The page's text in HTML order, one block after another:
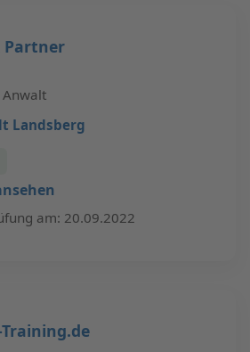
Partner
Anwalt
Landsberg
am: 20.09.2022